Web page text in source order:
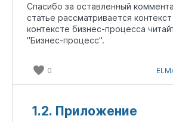
Спасибо за оставленный
статье рассматривается
контексте бизнес-процесса
"Бизнес-процесс".
0
1.2. Приложение